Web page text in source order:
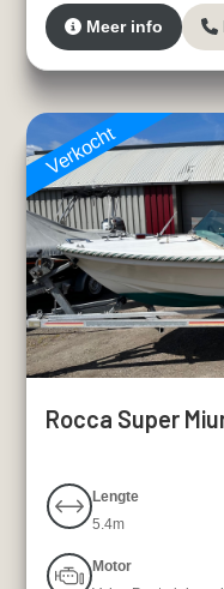
Meer info
Verkocht
Rocca Super
Lengte
5.4m
Motor